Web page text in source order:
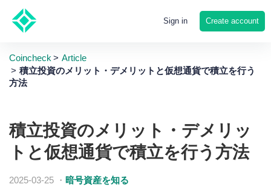
Sign in Create account
Coincheck
Article
積立投資のメリット・デメリットと仮想通貨で積立を行う
方法
積立投資のメリット・デメリッ
トと仮想通貨で積立を行う方法
2025-03-25 ・ 暗号資産を知る